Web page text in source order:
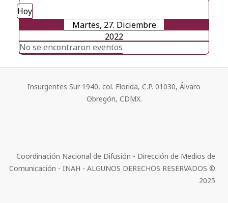
Hoy
Martes, 27. Diciembre
2022
No se encontraron eventos
Insurgentes Sur 1940, col. Florida, C.P. 01030, Álvaro
Obregón, CDMX.
Coordinación Nacional de Difusión - Dirección de Medios de
Comunicación - INAH - ALGUNOS DERECHOS RESERVADOS ©
2025